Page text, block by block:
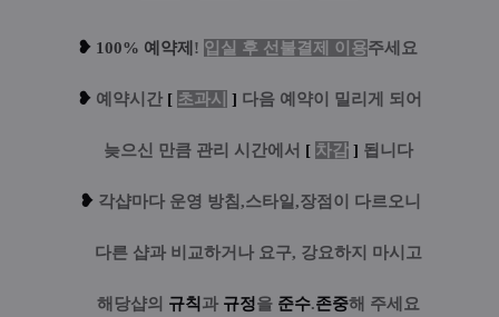
❥ 100% 예약제 ! 입실 후 선불결제 이용주세요
❥ 예 약시간 [ 초과시 ] 다음 예약이 밀리게 되어
늦으신 만큼 관리 시간에서 [ 차감 ] 됩니다
❥ 각샵마다 운영 방침,스타일,장점이 다르오니
다른 샵과 비교하거나 요구, 강요하지 마시고
해당샵의 규칙 과 규정을 준수.존중해 주세요